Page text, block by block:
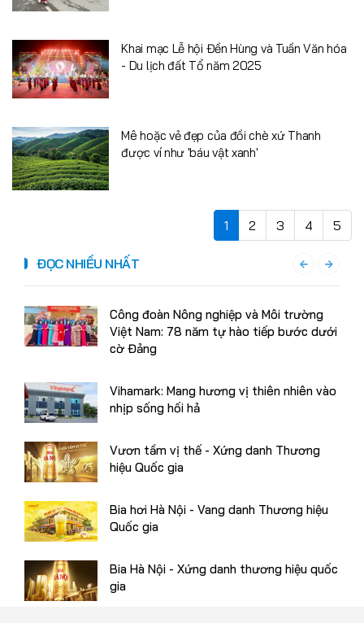
Khai mạc Lễ hội Đền Hùng và Tuần Văn hóa
- Du lịch đất Tổ năm 2025
Mê hoặc vẻ đẹp của đồi chè xứ Thanh
được ví như 'báu vật xanh'
1 2 3 4 5
ĐỌC NHIỀU NHẤT
Công đoàn Nông nghiệp và Môi trường
Việt Nam: 78 năm tự hào tiếp bước dưới
cờ Đảng
Vihamark: Mang hương vị thiên nhiên vào
nhịp sống hối hả
Vươn tầm vị thế - Xứng danh Thương
hiệu Quốc gia
Bia hơi Hà Nội - Vang danh Thương hiệu
Quốc gia
Bia Hà Nội - Xứng danh thương hiệu quốc
gia